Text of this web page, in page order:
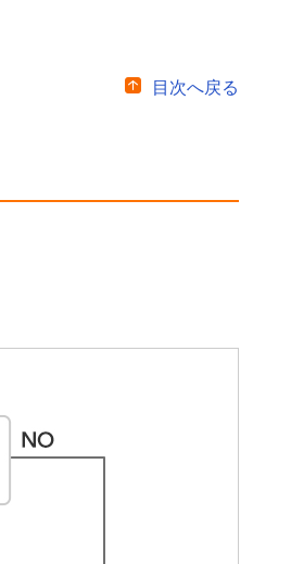
目次へ戻る